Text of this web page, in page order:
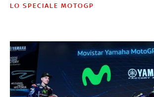
LO SPECIALE MOTOGP